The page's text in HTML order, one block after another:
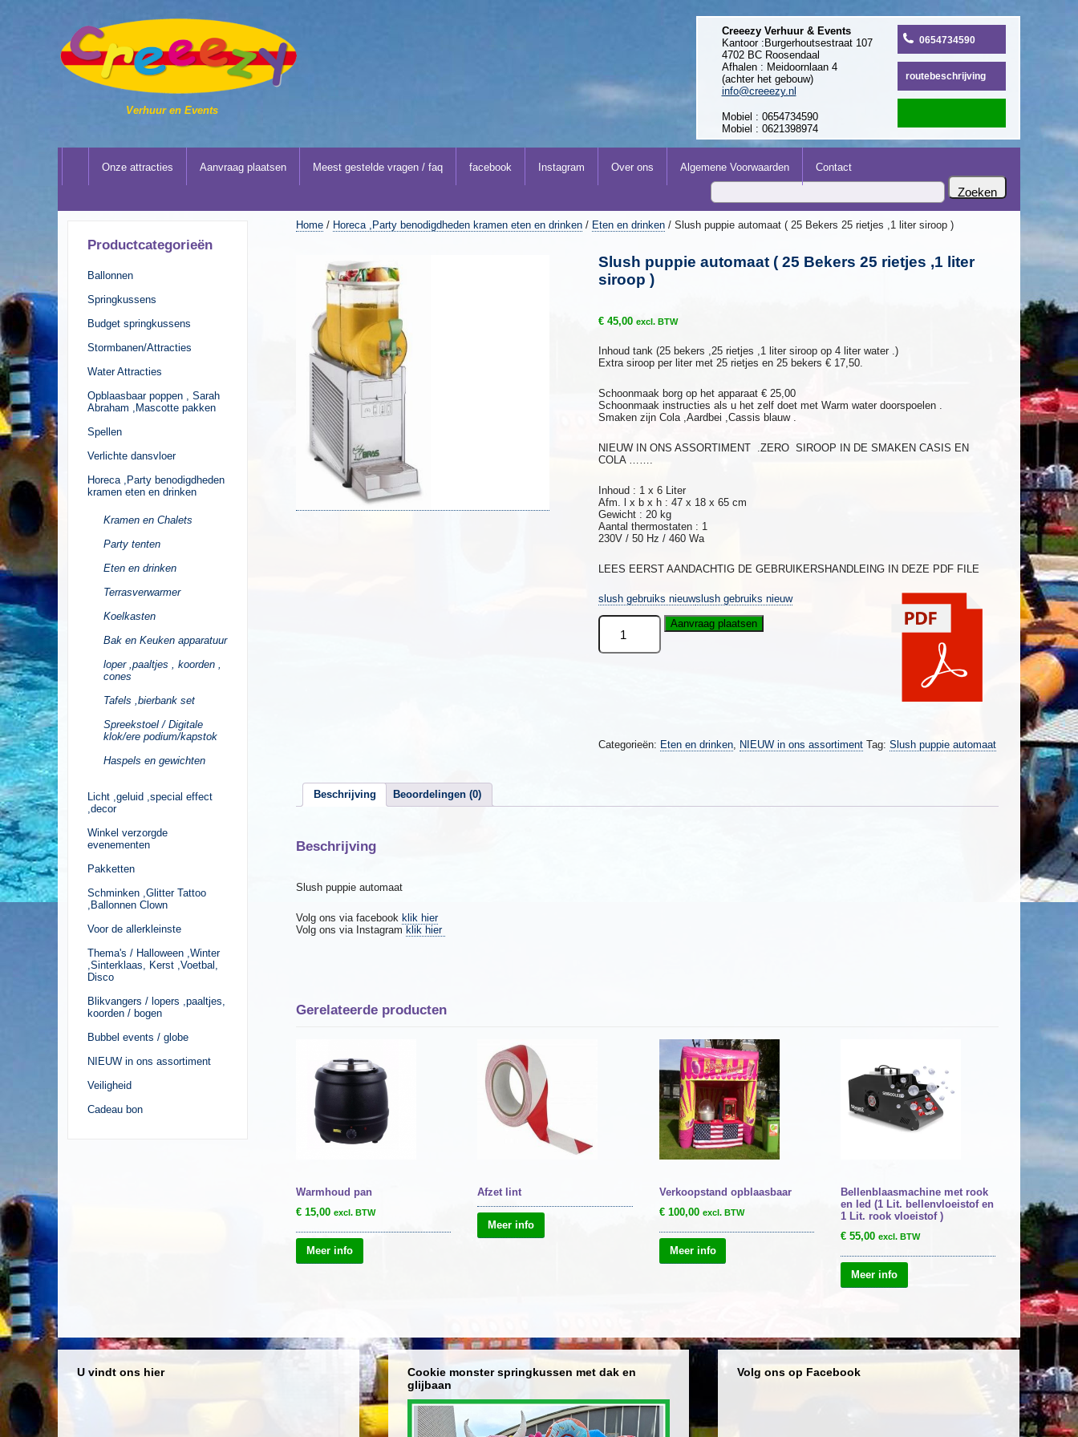
Verhuur en Events
Creeezy Verhuur & Events
Kantoor :Burgerhoutsestraat 107
4702 BC Roosendaal
Afhalen : Meidoornlaan 4
(achter het gebouw)
info@creeezy.nl
Mobiel : 0654734590
Mobiel : 0621398974
0654734590
routebeschrijving
Onze attracties Aanvraag plaatsen Meest gestelde vragen / faq facebook Instagram Over ons Algemene Voorwaarden Contact
Productcategorieën
Ballonnen
Springkussens
Budget springkussens
Stormbanen/Attracties
Water Attracties
Opblaasbaar poppen , Sarah
Abraham ,Mascotte pakken
Spellen
Verlichte dansvloer
Horeca ,Party benodigdheden
kramen eten en drinken
Kramen en Chalets
Party tenten
Eten en drinken
Terrasverwarmer
Koelkasten
Bak en Keuken apparatuur
loper ,paaltjes , koorden ,
cones
Tafels ,bierbank set
Spreekstoel / Digitale
klok/ere podium/kapstok
Haspels en gewichten
Licht ,geluid ,special effect
,decor
Winkel verzorgde
evenementen
Pakketten
Schminken ,Glitter Tattoo
,Ballonnen Clown
Voor de allerkleinste
Thema's / Halloween ,Winter
,Sinterklaas, Kerst ,Voetbal,
Disco
Blikvangers / lopers ,paaltjes,
koorden / bogen
Bubbel events / globe
NIEUW in ons assortiment
Veiligheid
Cadeau bon
Home / Horeca ,Party benodigdheden kramen eten en drinken / Eten en drinken / Slush puppie automaat ( 25 Bekers 25 rietjes ,1 liter siroop )
Slush puppie automaat ( 25 Bekers 25 rietjes ,1 liter
siroop )
€45,00 excl. BTW
Inhoud tank (25 bekers ,25 rietjes ,1 liter siroop op 4 liter water .)
Extra siroop per liter met 25 rietjes en 25 bekers € 17,50.
Schoonmaak borg op het apparaat € 25,00
Schoonmaak instructies als u het zelf doet met Warm water doorspoelen .
Smaken zijn Cola ,Aardbei ,Cassis blauw .
NIEUW IN ONS ASSORTIMENT .ZERO SIROOP IN DE SMAKEN CASIS EN
COLA …….
Inhoud : 1 x 6 Liter
Afm. l x b x h : 47 x 18 x 65 cm
Gewicht : 20 kg
Aantal thermostaten : 1
230V / 50 Hz / 460 Wa
LEES EERST AANDACHTIG DE GEBRUIKERSHANDLEING IN DEZE PDF FILE
slush gebruiks nieuwslush gebruiks nieuw
Slush
puppie
(
siroop
Aanvraag plaatsen
Categorieën: Eten en drinken, NIEUW in ons assortiment Tag: Slush puppie automaat
Beschrijving Beoordelingen (0)
Beschrijving
Slush puppie automaat
Volg ons via facebook klik hier
Volg ons via Instagram klik hier
Gerelateerde producten
Warmhoud pan
€ 15,00 excl. BTW
Meer info
Afzet lint
Meer info
Verkoopstand opblaasbaar
€100,00 excl. BTW
Meer info
Bellenblaasmachine met rook
en led (1 Lit. bellenvloeistof en
1 Lit. rook vloeistof )
€ 55,00 excl. BTW
Meer info
U vindt ons hier
Cookie monster springkussen met dak en
glijbaan
Volg ons op Facebook